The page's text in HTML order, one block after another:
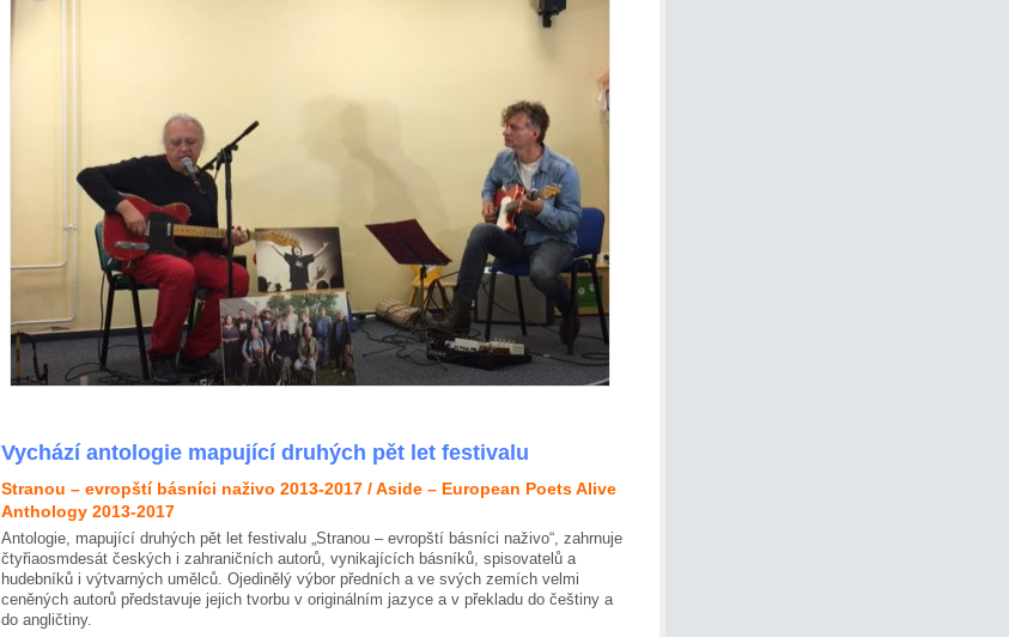
Vychází antologie mapující druhých pět let festivalu
Stranou – evropští básníci naživo 2013-2017 /Aside – European Poets Alive
Anthology 2013-2017
Antologie, mapující druhých pět let festivalu „Stranou – evropští básníci naživo“, zahrnuje
čtyřiaosmdesát českých i zahraničních autorů, vynikajících básníků, spisovatelů a
hudebníků i výtvarných umělců. Ojedinělý výbor předních a ve svých zemích velmi
ceněných autorů představuje jejich tvorbu v originálním jazyce a v překladu do češtiny a
do angličtiny.